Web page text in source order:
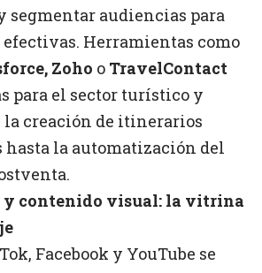
segmentar audiencias para
efectivas. Herramientas como
Zoho o TravelContact
para el sector turístico y
creación de itinerarios
hasta la automatización del
y contenido visual: la vitrina
Facebook y YouTube se